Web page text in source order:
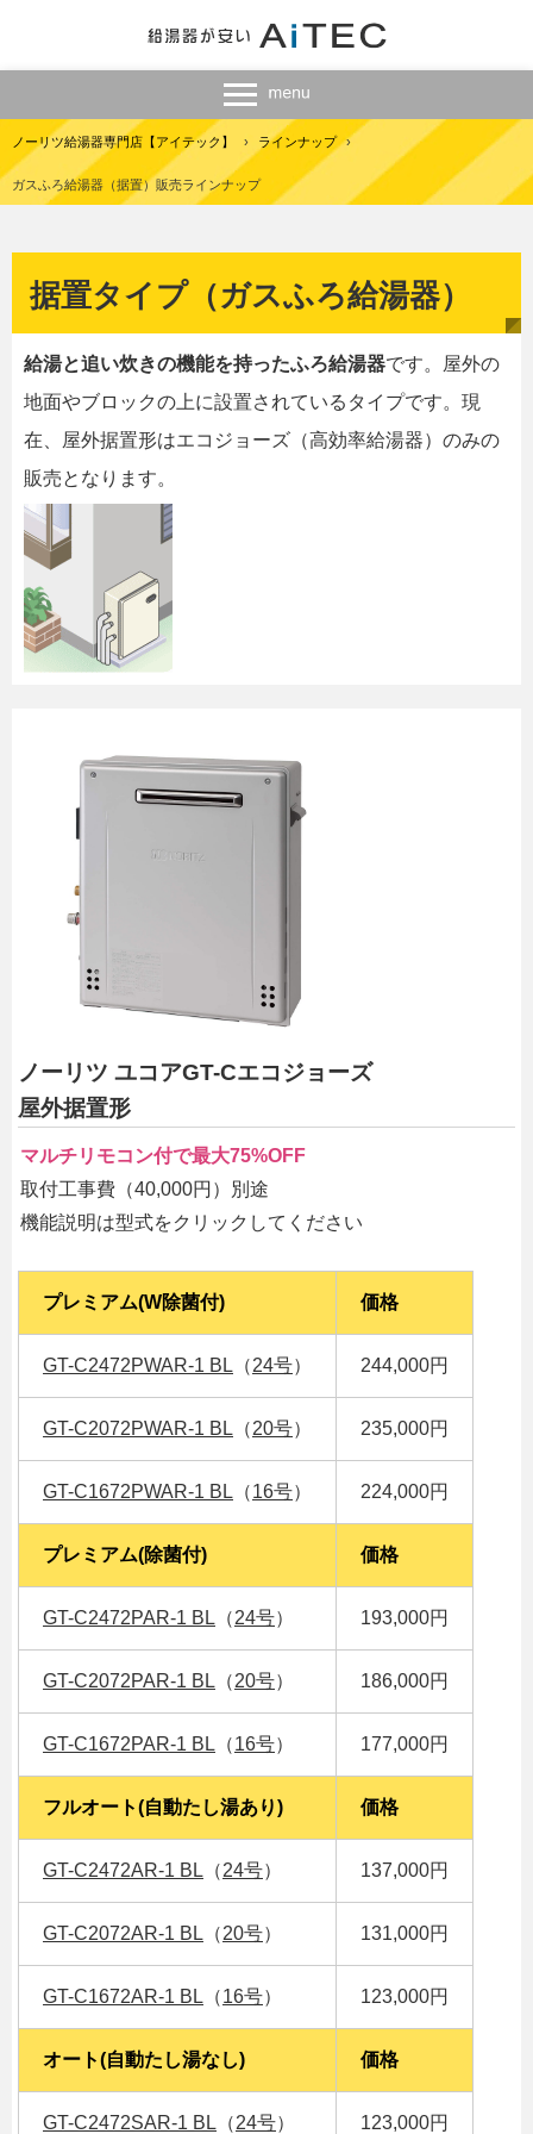
ノーリツ給湯器専門店【アイテック】 › ラインナップ ›
ガスふろ給湯器（据置）販売ラインナップ
据置タイプ（ガスふろ給湯器）
給湯と追い炊きの機能を持ったふろ給湯器です。屋外の
地面やブロックの上に設置されているタイプです。現
在、屋外据置形はエコジョーズ（高効率給湯器）のみの
販売となります。
ノーリツ ユコアGT-Cエコジョーズ
屋外据置形
マルチリモコン付で最大75%OFF
取付工事費（40,000円）別途
機能説明は型式をクリックしてください
プレミアム(W除菌付) 価格
GT-C2472PWAR-1 BL （24号） 244,000円
GT-C2072PWAR-1 BL （20号） 235,000円
GT-C1672PWAR-1 BL （16号） 224,000円
プレミアム(除菌付) 価格
GT-C2472PAR-1 BL （24号） 193,000円
GT-C2072PAR-1 BL （20号） 186,000円
GT-C1672PAR-1 BL （16号） 177,000円
フルオート(自動たし湯あり) 価格
GT-C2472AR-1 BL （24号） 137,000円
GT-C2072AR-1 BL （20号） 131,000円
GT-C1672AR-1 BL （16号） 123,000円
オート(自動たし湯なし) 価格
GT-C2472SAR-1 BL （24号） 123,000円